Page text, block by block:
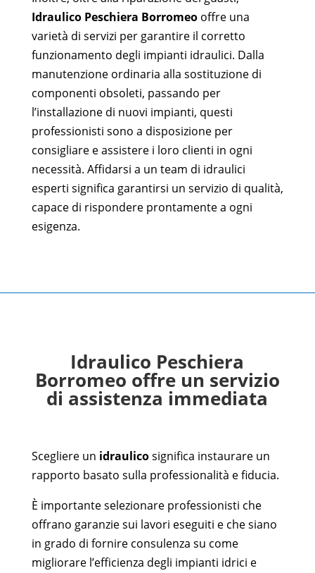
Idraulico Peschiera Borromeooffre una
varietà di servizi per garantire il corretto
funzionamento degli impianti idraulici. Dalla
manutenzione ordinaria alla sostituzione di
componenti obsoleti, passando per
l’installazione di nuovi impianti, questi
professionisti sono a disposizione per
consigliare e assistere i loro clienti in ogni
necessità. Affidarsi a un team di idraulici
esperti significa garantirsi un servizio di qualità,
capace di rispondere prontamente a ogni
esigenza.
Idraulico Peschiera
Borromeo offre un servizio
di assistenza immediata
Scegliere un idraulicosignifica instaurare un
rapporto basato sulla professionalità e fiducia.
È importante selezionare professionisti che
offrano garanzie sui lavori eseguiti e che siano
in grado di fornire consulenza su come
migliorare l’efficienza degli impianti idrici e